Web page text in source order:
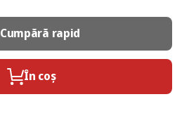
Cumpără rapid
În coș